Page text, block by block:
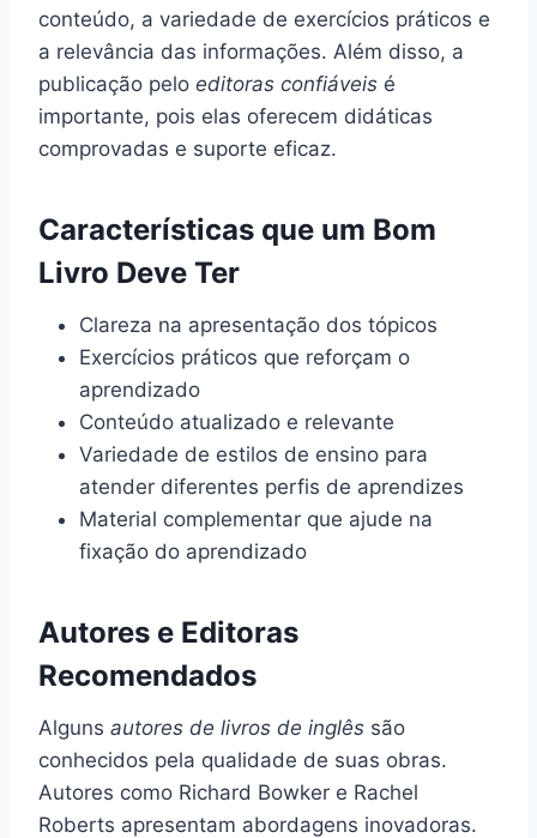
conteúdo, a variedade de exercícios práticos e
a relevância das informações. Além disso, a
publicação pelo editoras confiáveis é
importante, pois elas oferecem didáticas
comprovadas e suporte eficaz.
Características que um Bom
Livro Deve Ter
Clareza na apresentação dos tópicos
Exercícios práticos que reforçam o
aprendizado
Conteúdo atualizado e relevante
Variedade de estilos de ensino para
atender diferentes perfis de aprendizes
Material complementar que ajude na
fixação do aprendizado
Autores e Editoras
Recomendados
Alguns autores de livros de inglês são
conhecidos pela qualidade de suas obras.
Autores como Richard Bowker e Rachel
Roberts apresentam abordagens inovadoras.